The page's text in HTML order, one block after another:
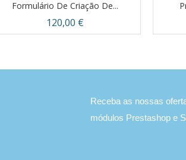
Formulário De Criação De...
Preço
120,00 €
Receba as nossas
módulos Prestashop e